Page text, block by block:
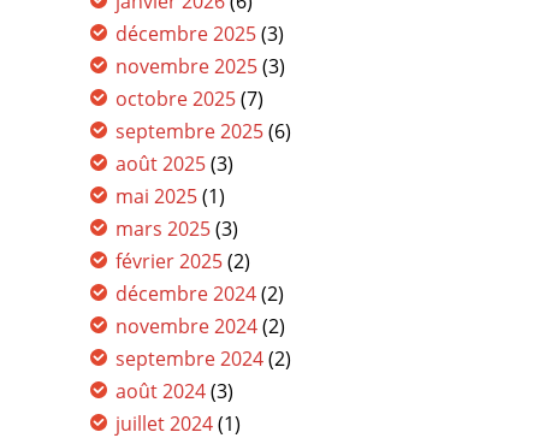
décembre 2025(3)
novembre 2025(3)
octobre 2025(7)
septembre 2025(6)
août 2025(3)
mai 2025(1)
mars 2025(3)
février 2025(2)
décembre 2024(2)
novembre 2024(2)
septembre 2024(2)
août 2024(3)
juillet 2024(1)